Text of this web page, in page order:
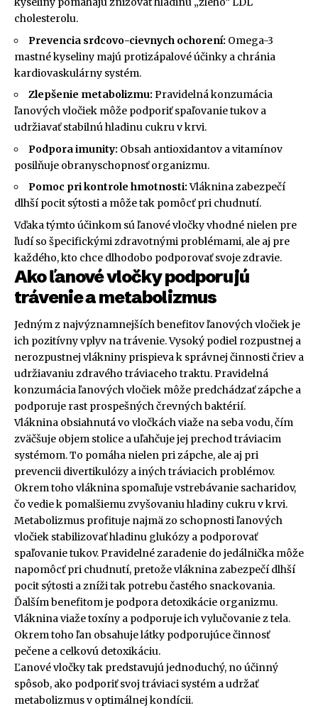
cholesterolu.
Prevencia srdcovo-cievnych ochorení: Omega-3
mastné kyseliny majú protizápalové účinky a chránia
kardiovaskulárny systém.
Zlepšenie metabolizmu: Pravidelná konzumácia
ľanových vločiek môže podporiť spaľovanie tukov a
udržiavať stabilnú hladinu cukru v krvi.
Podpora imunity: Obsah antioxidantov a vitamínov
posilňuje obranyschopnosť organizmu.
Pomoc pri kontrole hmotnosti:Vláknina zabezpečí
dlhší pocit sýtosti a môže tak pomôcť pri chudnutí.
Vďaka týmto účinkom sú ľanové vločky vhodné nielen pre
ľudí so špecifickými zdravotnými problémami, ale aj pre
každého, kto chce dlhodobo podporovať svoje zdravie.
Ako ľanové vločky podporujú
trávenie a metabolizmus
Jedným z najvýznamnejších benefitov ľanových vločiek je
ich pozitívny vplyv na trávenie. Vysoký podiel rozpustnej a
nerozpustnej vlákniny prispieva k správnej činnosti čriev a
udržiavaniu zdravého tráviaceho traktu. Pravidelná
konzumácia ľanových vločiek môže predchádzať zápche a
podporuje rast prospešných črevných baktérií.
Vláknina obsiahnutá vo vločkách viaže na seba vodu, čím
zväčšuje objem stolice a uľahčuje jej prechod tráviacim
systémom. To pomáha nielen pri zápche, ale aj pri
prevencii divertikulózy a iných tráviacich problémov.
Okrem toho vláknina spomaľuje vstrebávanie sacharidov,
čo vedie k pomalšiemu zvyšovaniu hladiny cukru v krvi.
Metabolizmus profituje najmä zo schopnosti ľanových
vločiek stabilizovať hladinu glukózy a podporovať
spaľovanie tukov. Pravidelné zaradenie do jedálnička môže
napomôcť pri chudnutí, pretože vláknina zabezpečí dlhší
pocit sýtosti a zníži tak potrebu častého snackovania.
Ďalším benefitom je podpora detoxikácie organizmu.
Vláknina viaže toxíny a podporuje ich vylučovanie z tela.
Okrem toho ľan obsahuje látky podporujúce činnosť
pečene a celkovú detoxikáciu.
Ľanové vločky tak predstavujú jednoduchý, no účinný
spôsob, ako podporiť svoj tráviaci systém a udržať
metabolizmus v optimálnej kondícii.